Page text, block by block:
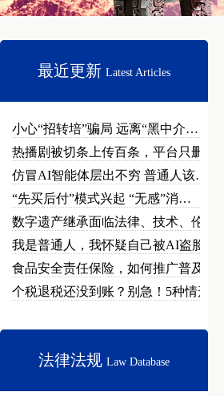
最近更新 Latest Articles
小心“招转培”骗局 远离“黑中介…
热播剧被切条上传百条，平台只删不…
仿冒AI智能体层出不穷 普通人该…
“先买后付”模式兴起 “无感”消…
数字遗产继承面临法律、技术、伦理…
我是普通人，我怀疑自己被AI盗脸…
食品安全责任保险，如何推广普及？
个税退税还没到账？别急！5种情形…
法律法规 Law Database